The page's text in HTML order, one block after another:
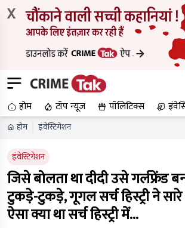
X
होम टॉप न्यूज पॉलिटिक्स
होम इंवेस्टिगेशन
इंवेस्टिगेशन
जिसे बोलता था दीदी उसे गर्लफ्रेंड
टुकड़े-टुकड़े, गूगल सर्च हिस्ट्री ने
ऐसा क्या था सर्च हिस्ट्री में...